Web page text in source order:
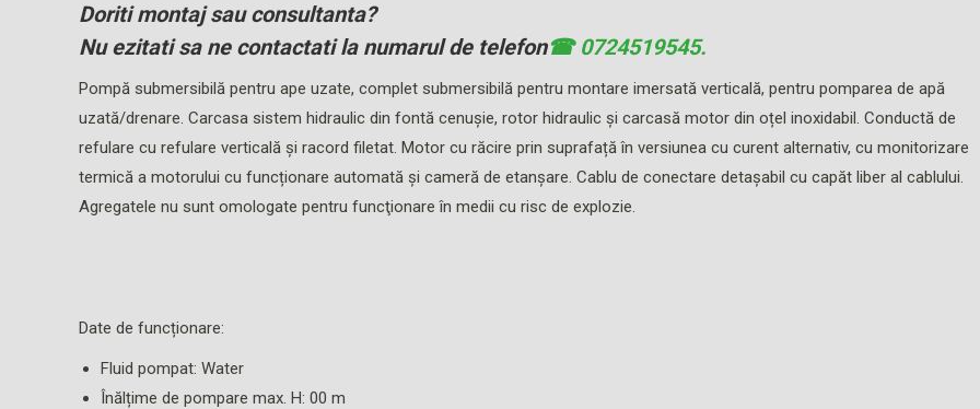
Doriti montaj sau consultanta?
Nu ezitati sa ne contactati la numarul de telefon☎ 0724519545.
Pompă submersibilă pentru ape uzate, complet submersibilă pentru montare imersată verticală, pentru pomparea de apă
uzată/drenare. Carcasa sistem hidraulic din fontă cenușie, rotor hidraulic şi carcasă motor din oțel inoxidabil. Conductă de
refulare cu refulare verticală şi racord filetat. Motor cu răcire prin suprafață în versiunea cu curent alternativ, cu monitorizare
termică a motorului cu funcționare automată și cameră de etanșare. Cablu de conectare detaşabil cu capăt liber al cablului.
Agregatele nu sunt omologate pentru funcţionare în medii cu risc de explozie.
Date de funcționare:
Fluid pompat: Water
Înălțime de pompare max. H: 00 m